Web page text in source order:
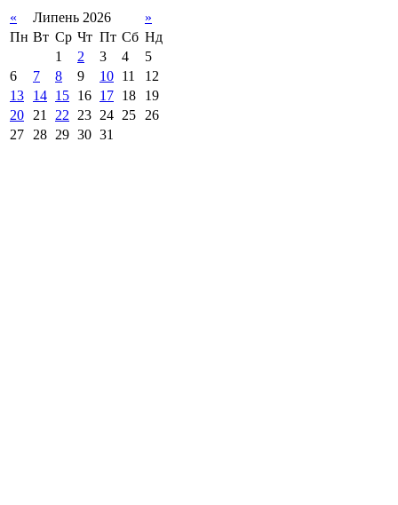
« Липень 2026
»
Пн Вт Ср Чт Пт Сб Нд
1
2 3 4
5
6
7 8 9 10 11
12
13
14 15 16 17 18
19
20
21 22 23 24 25
26
27
28 29 30 31